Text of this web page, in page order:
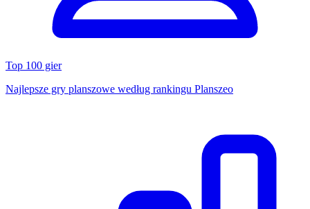
Top 100 gier
Najlepsze gry planszowe według rankingu Planszeo